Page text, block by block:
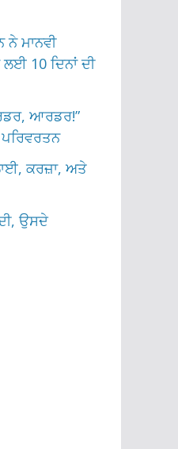
ਮਾਨਵੀ
10 ਦਿਨਾਂ ਦੀ
ਆਰਡਰ!”
ਕਰਜ਼ਾ, ਅਤੇ
ਉਸਦੇ